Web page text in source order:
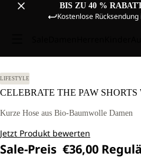
BIS ZU 40 %
Kostenlose
LIFESTYLE
CELEBRATE THE PAW SHORTS
Kurze Hose aus Bio-Baumwolle Damen
Jetzt Produkt bewerten
Sale-Preis €36,00